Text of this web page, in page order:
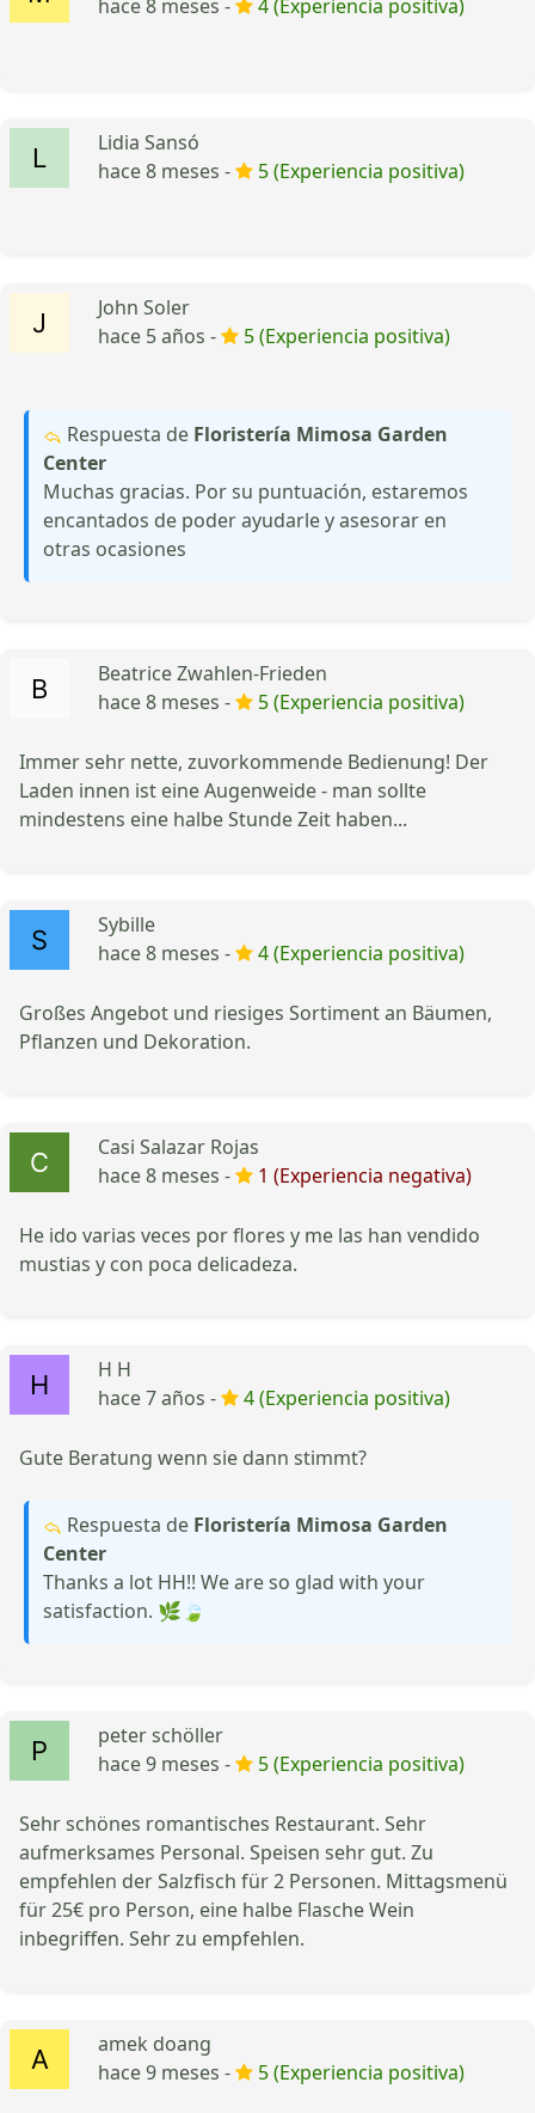
hace 8 meses - 4 (Experiencia positiva)
Lidia Sansó
hace 8 meses -
5 (Experiencia positiva)
John Soler
hace 5 años -
5 (Experiencia positiva)
Respuesta de Floristería Mimosa Garden
Center
Muchas gracias. Por su puntuación, estaremos
encantados de poder ayudarle y asesorar en
otras ocasiones
Beatrice Zwahlen-Frieden
hace 8 meses -
5 (Experiencia positiva)
Immer sehr nette, zuvorkommende Bedienung! Der
Laden innen ist eine Augenweide - man sollte
mindestens eine halbe Stunde Zeit haben...
Sybille
hace 8 meses -
4 (Experiencia positiva)
Großes Angebot und riesiges Sortiment an Bäumen,
Pflanzen und Dekoration.
Casi Salazar Rojas
hace 8 meses -
1 (Experiencia negativa)
He ido varias veces por flores y me las han vendido
mustias y con poca delicadeza.
H H
hace 7 años -
4 (Experiencia positiva)
Gute Beratung wenn sie dann stimmt?
Respuesta de Floristería Mimosa Garden
Center
Thanks a lot HH!! We are so glad with your
satisfaction. 🌿🍃
peter schöller
hace 9 meses -
5 (Experiencia positiva)
Sehr schönes romantisches Restaurant. Sehr
aufmerksames Personal. Speisen sehr gut. Zu
empfehlen der Salzfisch für 2 Personen. Mittagsmenü
für 25€ pro Person, eine halbe Flasche Wein
inbegriffen. Sehr zu empfehlen.
amek doang
hace 9 meses -
5 (Experiencia positiva)